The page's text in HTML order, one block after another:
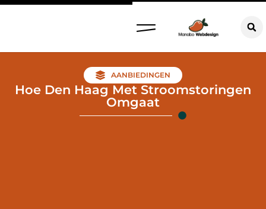
AANBIEDINGEN
Hoe Den Haag Met Stroomstoringen
Omgaat